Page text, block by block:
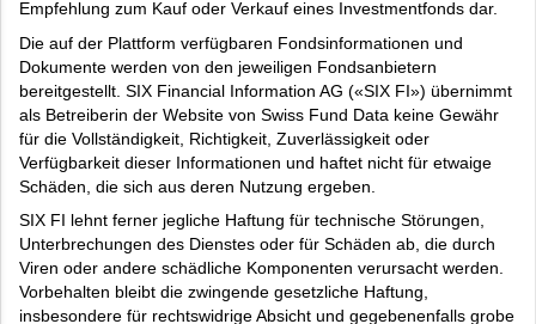
Empfehlung zum Kauf oder Verkauf eines Investmentfonds dar.
Die auf der Plattform verfügbaren Fondsinformationen und
Dokumente werden von den jeweiligen Fondsanbietern
bereitgestellt. SIX Financial Information AG («SIX FI») übernimmt
als Betreiberin der Website von Swiss Fund Data keine Gewähr
für die Vollständigkeit, Richtigkeit, Zuverlässigkeit oder
Verfügbarkeit dieser Informationen und haftet nicht für etwaige
Schäden, die sich aus deren Nutzung ergeben.
SIX FI lehnt ferner jegliche Haftung für technische Störungen,
Unterbrechungen des Dienstes oder für Schäden ab, die durch
Viren oder andere schädliche Komponenten verursacht werden.
Vorbehalten bleibt die zwingende gesetzliche Haftung,
insbesondere für rechtswidrige Absicht und gegebenenfalls grobe